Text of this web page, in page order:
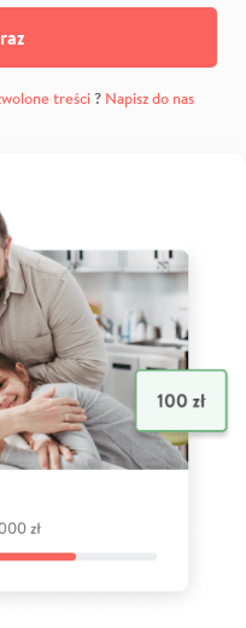
treści? Napisz do nas